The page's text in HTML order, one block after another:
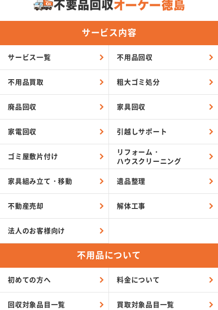
サービス内容
サービス一覧 不用品回収
不用品買取 粗大ゴミ処分
廃品回収 家具回収
家電回収 引越しサポート
ゴミ屋敷片付け
リフォーム・
ハウスクリーニング
家具組み立て・移動 遺品整理
不動産売却 解体工事
法人のお客様向け
不用品について
初めての方へ 料金について
回収対象品目一覧 買取対象品目一覧